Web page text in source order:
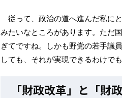
従って、政治の道へ進んだ私に
みたいなところがあります。ただ
ぎてですね。しかも野党の若手議
しても、それが実現できるわけでも
「財政改革」と「財